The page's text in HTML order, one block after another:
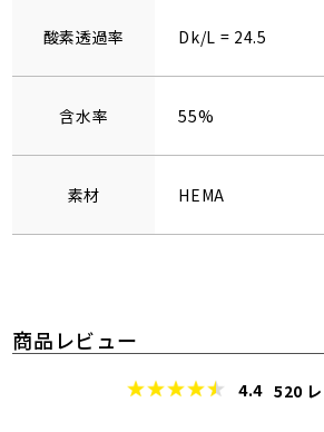
酸素透過率 Dk/L = 24.5
含水率 55%
素材 HEMA
商品レビュー
4.4 520